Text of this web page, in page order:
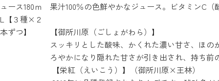
ュース180ｍ
L【３種×２
本ずつ】
果汁100％の色鮮やかなジュース。ビタミンC
【御所川原（ごしょがわら）】
スッキリとした酸味、かくれた濃い甘さ、ほ
ろやかになり隠れた甘さが引き出され、持ち
【栄紅（えいこう）】（御所川原×王林）